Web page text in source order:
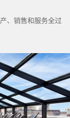
、销售和服务全过